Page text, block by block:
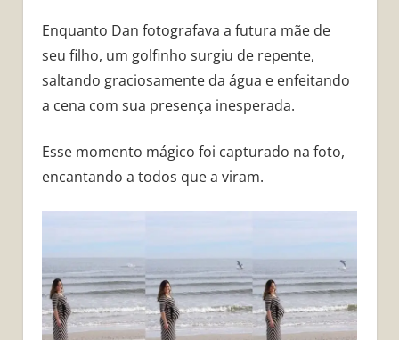
Enquanto Dan fotografava a futura mãe de
seu filho, um golfinho surgiu de repente,
saltando graciosamente da água e enfeitando
a cena com sua presença inesperada.
Esse momento mágico foi capturado na foto,
encantando a todos que a viram.